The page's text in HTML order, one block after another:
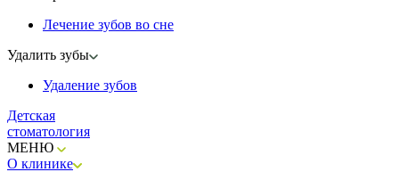
Лечение зубов во сне
Удалить зубы
Удаление зубов
Детская
стоматология
МЕНЮ
О клинике